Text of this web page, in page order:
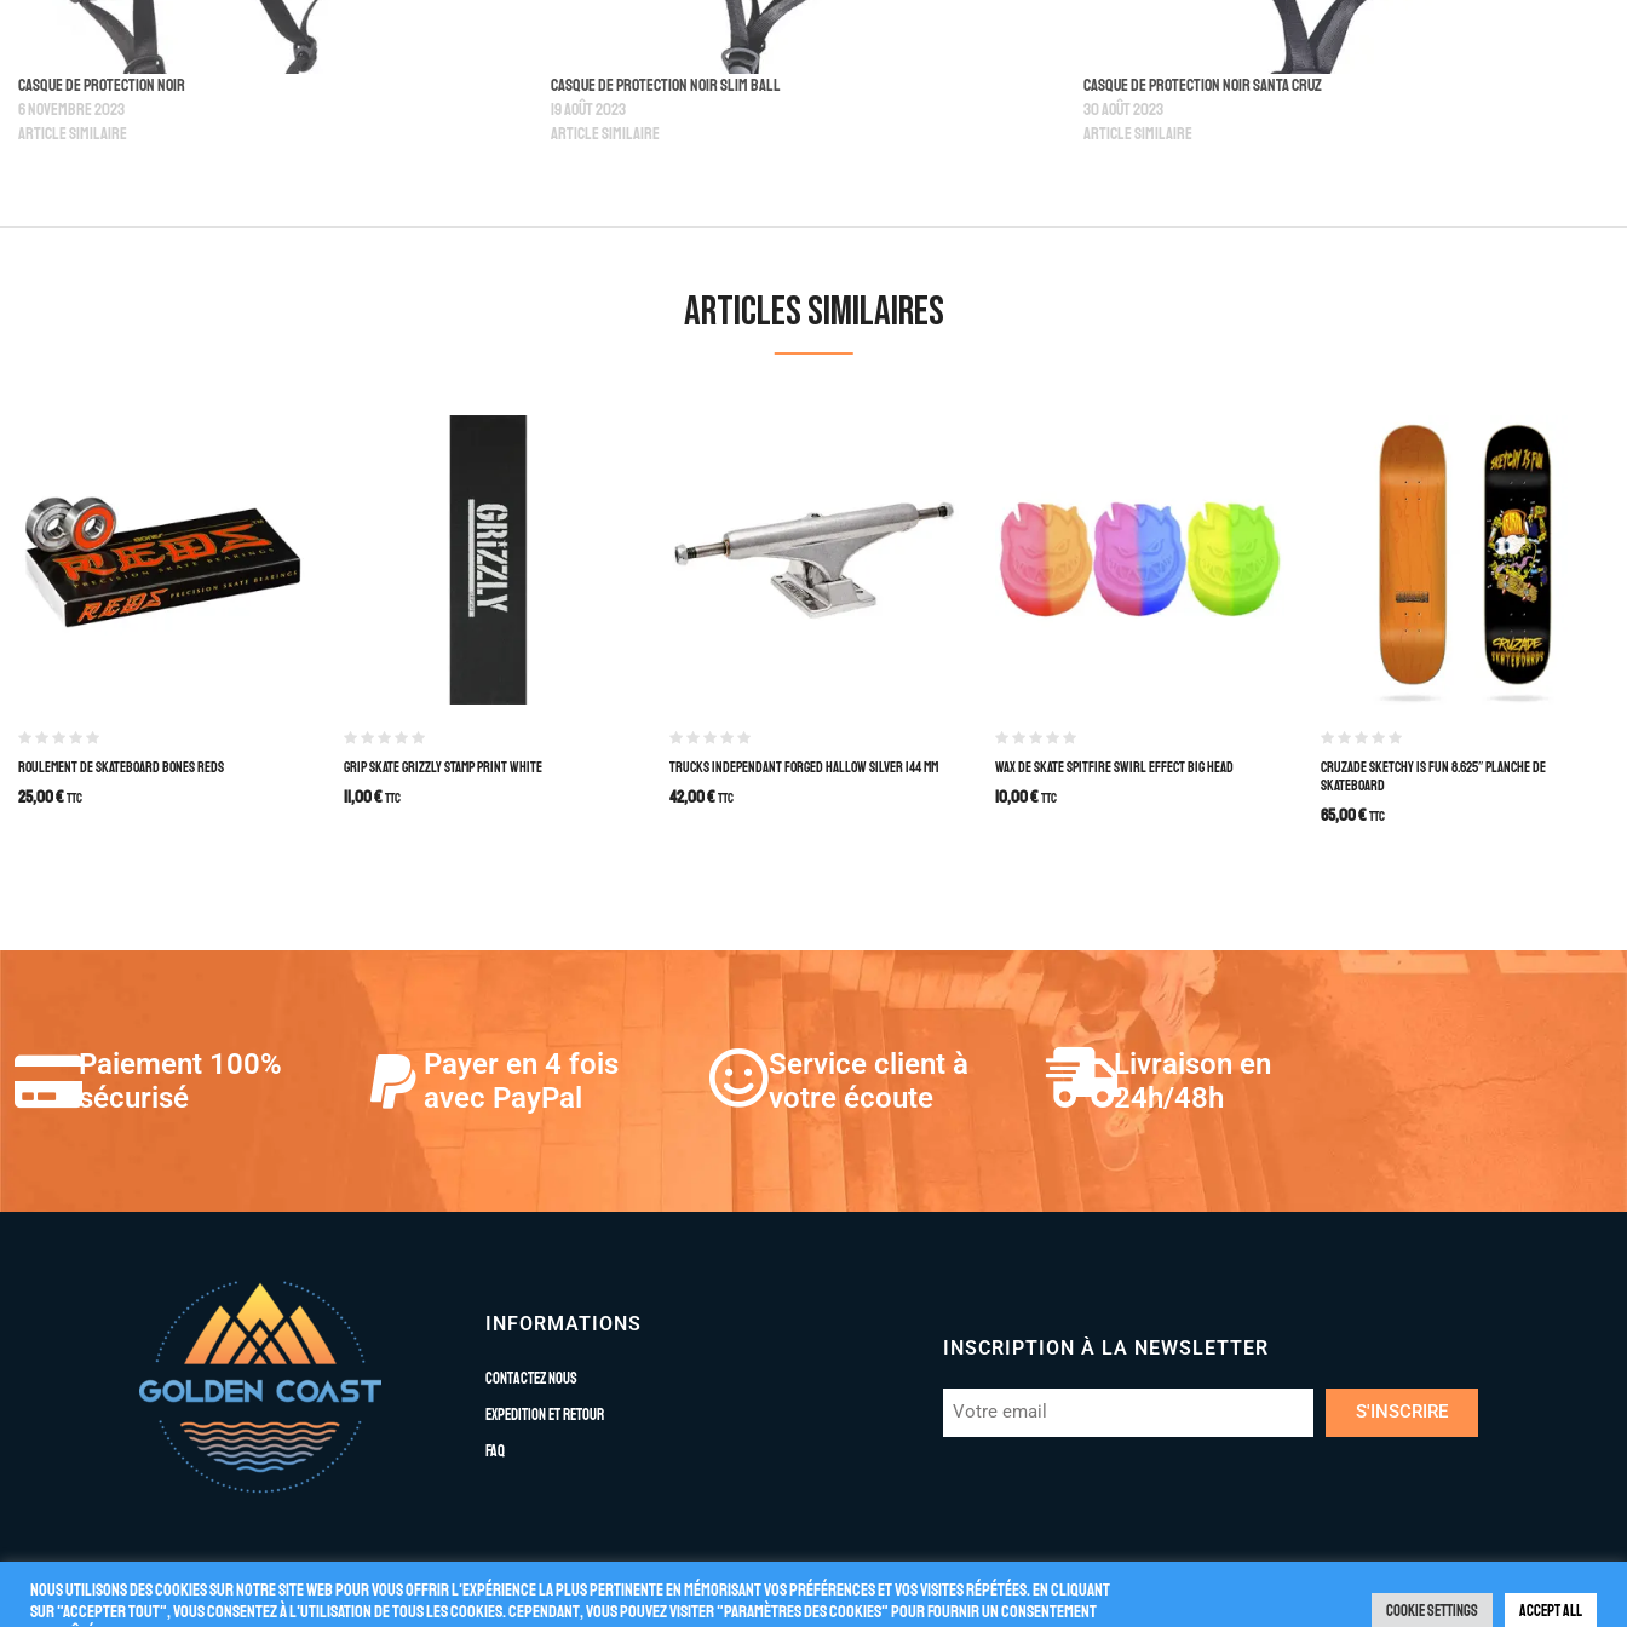
Casque De Protection Noir
6 novembre 2023
Article similaire
Casque De Protection Noir Slim Ball
19 août 2023
Article similaire
Casque De Protection Noir Santa Cruz
30 août 2023
Article similaire
Articles similaires
ROULEMENT DE SKATEBOARD BONES REDS
25,00€TTC
GRIP SKATE GRIZZLY STAMP PRINT WHITE
11,00€TTC
TRUCKS INDEPENDANT FORGED HALLOW SILVER 144 MM
42,00€TTC
WAX DE SKATE SPITFIRE SWIRL EFFECT BIG HEAD
10,00€TTC
CRUZADE SKETCHY IS FUN 8.625″ PLANCHE DE
SKATEBOARD
65,00€TTC
Paiement 100%
sécurisé
Payer en 4 fois
avec PayPal
Service client à
votre écoute
Livraison en
24h/48h
INFORMATIONS
Contactez nous
Expedition et retour
FAQ
INSCRIPTION À LA NEWSLETTER
S'INSCRIRE
© 2026 GOLDEN COAST Conditions Générales de Vente Politique de Confidentialité
Nous utilisons des cookies sur notre site Web pour vous offrir l'expérience la plus pertinente en mémorisant vos préférences et vos visites répétées. En cliquant
sur "Accepter tout", vous consentez à l'utilisation de TOUS les cookies. Cependant, vous pouvez visiter "Paramètres des cookies" pour fournir un consentement
Cookie Settings Accept All